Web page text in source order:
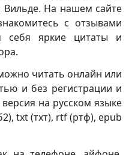
На нашем сайте
с отзывами
себя яркие цитаты и
читать онлайн или
и без регистрации и
на русском языке
txt (тхт), rtf (ртф), epub